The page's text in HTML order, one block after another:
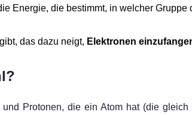
Energie, die bestimmt, in welcher Gruppe
das dazu neigt, Elektronen
Protonen, die ein Atom hat (die